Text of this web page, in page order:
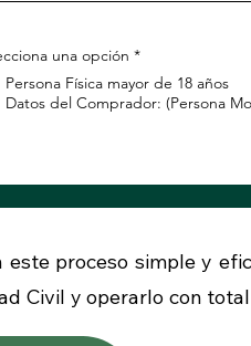
una opción *
Persona Física mayor de 18 años
Datos del Comprador: (Persona
este proceso simple y
Civil y operarlo con